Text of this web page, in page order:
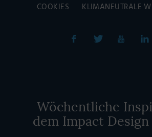
COOKIES
KLIMANEUTRALE
Wöchentliche
dem Impact